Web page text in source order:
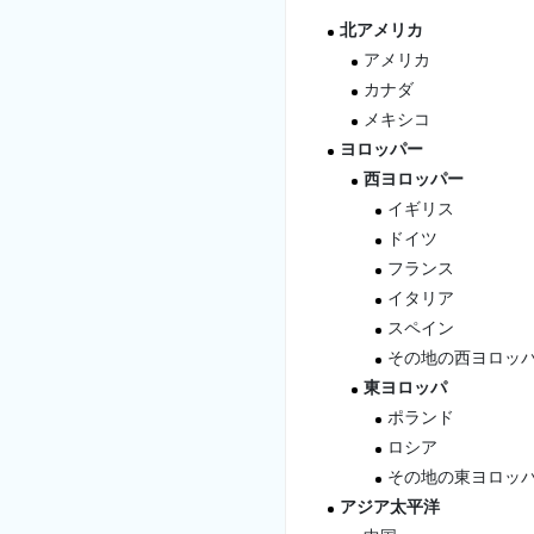
北アメリカ
アメリカ
カナダ
メキシコ
ヨロッパー
西ヨロッパー
イギリス
ドイツ
フランス
イタリア
スペイン
その地の西ヨロッ
東ヨロッパ
ポランド
ロシア
その地の東ヨロッ
アジア太平洋